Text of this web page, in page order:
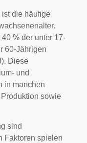
die häufige
% der unter 17-
60-Jährigen
Diese
und
in manchen
sowie
sind
Faktoren spielen